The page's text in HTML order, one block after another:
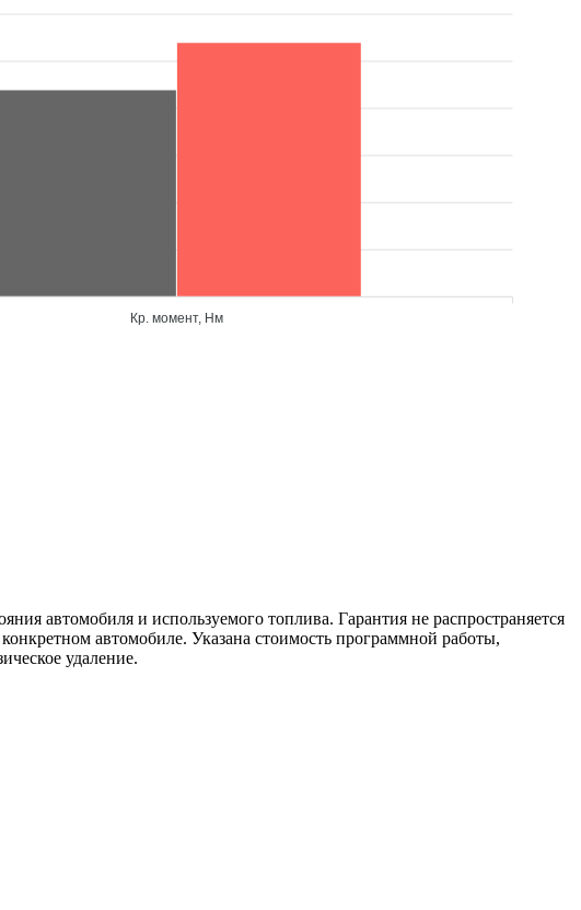
Кр. момент, Нм
автомобиля и используемого топлива. Гарантия не распространяется
автомобиле. Указана стоимость программной работы,
удаление.